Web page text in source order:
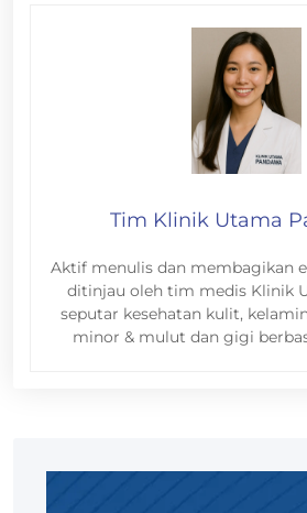
Tim Klinik Utama
Aktif menulis dan membagikan
ditinjau oleh tim medis Klinik
seputar kesehatan kulit,
minor & mulut dan gigi